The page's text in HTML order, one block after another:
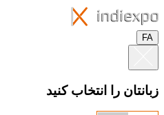
FA
زبانتان را انتخاب کنید